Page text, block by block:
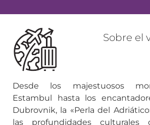
Sobre el
Desde los majestuosos
Estambul hasta los
Dubrovnik, la «Perla del
las profundidades culturales